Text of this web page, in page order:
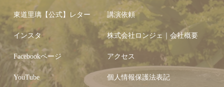
東道里璃【公式】レター
インスタ
Facebookページ
YouTube
講演依頼
株式会社ロンジェ｜会社概要
アクセス
個人情報保護法表記